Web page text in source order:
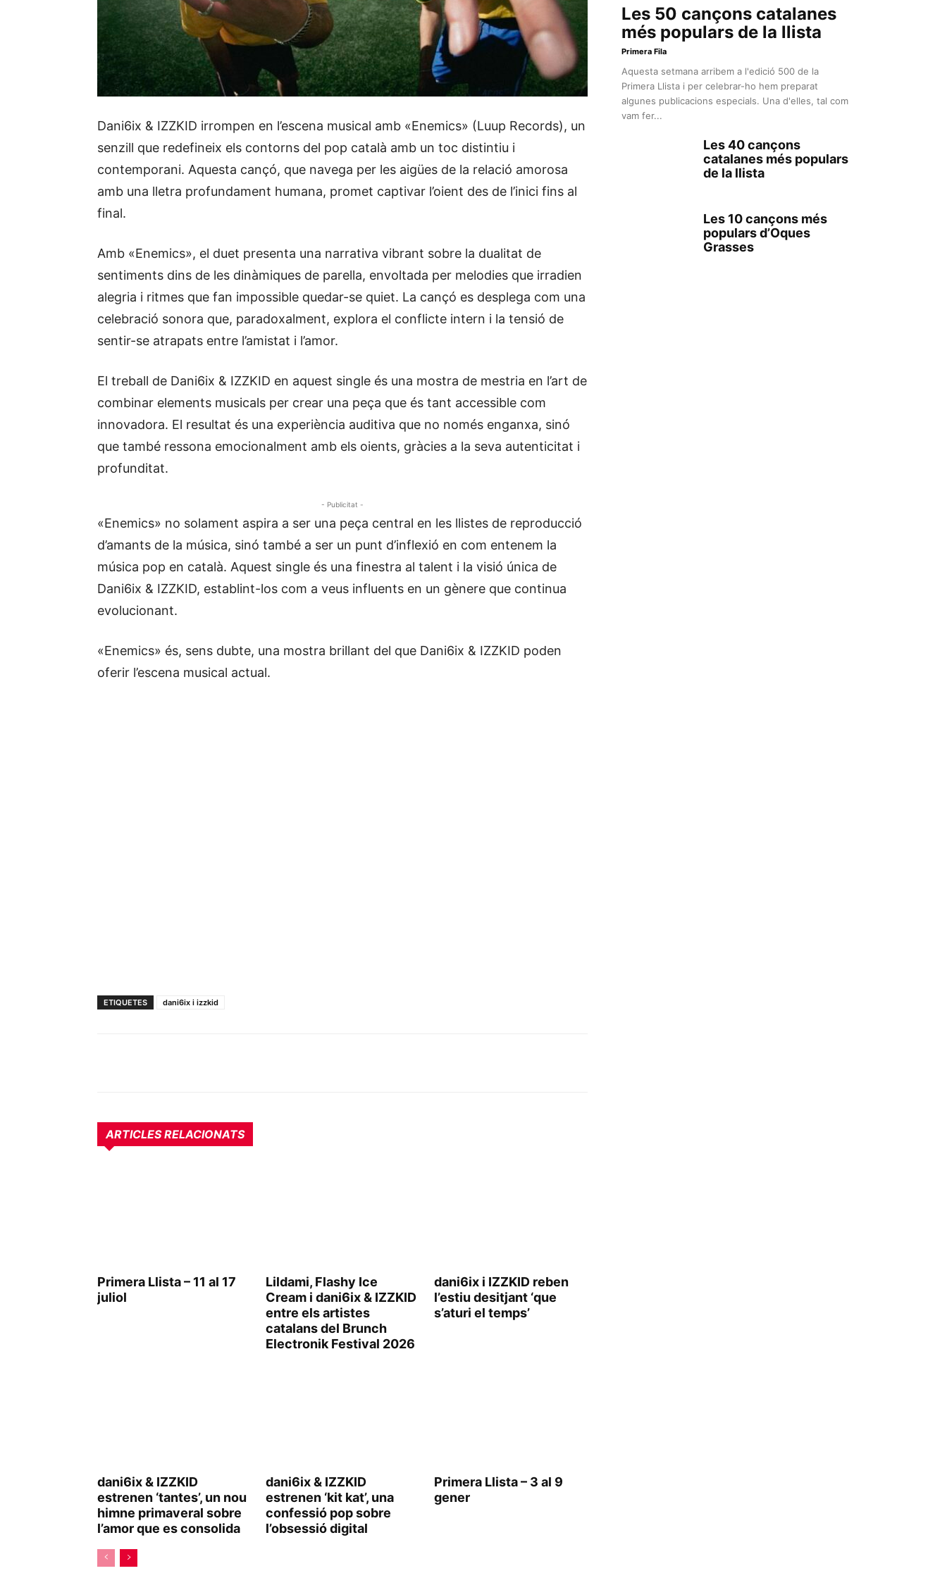
Dani6ix & IZZKID irrompen en l’escena musical amb «Enemics» (Luup Records), un
senzill que redefineix els contorns del pop català amb un toc distintiu i
contemporani. Aquesta cançó, que navega per les aigües de la relació amorosa
amb una lletra profundament humana, promet captivar l’oient des de l’inici fins al
final.
Amb «Enemics», el duet presenta una narrativa vibrant sobre la dualitat de
sentiments dins de les dinàmiques de parella, envoltada per melodies que irradien
alegria i ritmes que fan impossible quedar-se quiet. La cançó es desplega com una
celebració sonora que, paradoxalment, explora el conflicte intern i la tensió de
sentir-se atrapats entre l’amistat i l’amor.
El treball de Dani6ix & IZZKID en aquest single és una mostra de mestria en l’art de
combinar elements musicals per crear una peça que és tant accessible com
innovadora. El resultat és una experiència auditiva que no només enganxa, sinó
que també ressona emocionalment amb els oients, gràcies a la seva autenticitat i
profunditat.
- Publicitat -
«Enemics» no solament aspira a ser una peça central en les llistes de reproducció
d’amants de la música, sinó també a ser un punt d’inflexió en com entenem la
música pop en català. Aquest single és una finestra al talent i la visió única de
Dani6ix & IZZKID, establint-los com a veus influents en un gènere que continua
evolucionant.
«Enemics» és, sens dubte, una mostra brillant del que Dani6ix & IZZKID poden
oferir l’escena musical actual.
ETIQUETES dani6ix i izzkid
ARTICLES RELACIONATS
Primera Llista – 11 al 17
juliol
Lildami, Flashy Ice
Cream i dani6ix & IZZKID
entre els artistes
catalans del Brunch
Electronik Festival 2026
dani6ix i IZZKID reben
l’estiu desitjant ‘que
s’aturi el temps’
dani6ix & IZZKID
estrenen ‘tantes’, un nou
himne primaveral sobre
l’amor que es consolida
dani6ix & IZZKID
estrenen ‘kit kat’, una
confessió pop sobre
l’obsessió digital
Primera Llista – 3 al 9
gener
Les 50 cançons catalanes
més populars de la llista
Primera Fila
Aquesta setmana arribem a l'edició 500 de la
Primera Llista i per celebrar-ho hem preparat
algunes publicacions especials. Una d'elles, tal com
vam fer...
Les 40 cançons
catalanes més populars
de la llista
Les 10 cançons més
populars d’Oques
Grasses